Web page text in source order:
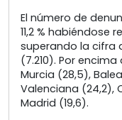
El número de
11,2 % habiéndose
superando la cifra
(7.210). Por
Murcia (28,5),
Valenciana (24,2),
Madrid (19,6).